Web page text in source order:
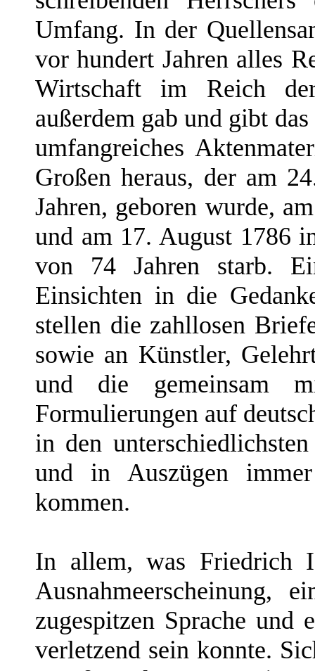
Umfang. In der
vor hundert Jahren alles
Wirtschaft im Reich
außerdem gab und gibt
umfangreiches
Großen heraus, der am
Jahren, geboren wurde,
und am 17. August 1786
von 74 Jahren starb.
Einsichten in die
stellen die zahllosen
sowie an Künstler,
und die gemeinsam
Formulierungen auf
in den
und in Auszügen
kommen.
In allem, was Friedrich
Ausnahmeerscheinung,
zugespitzen Sprache und
verletzend sein konnte.